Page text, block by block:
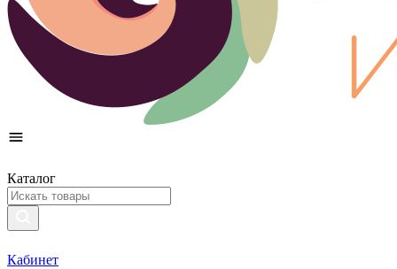
Каталог
Кабинет